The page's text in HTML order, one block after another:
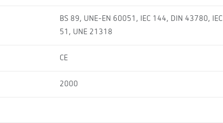
BS 89, UNE-EN 60051, IEC 144, DIN 43780, IEC
51, UNE 21318
CE
2000